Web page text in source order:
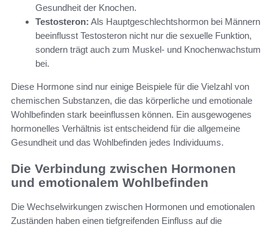
Gesundheit der Knochen.
Testosteron: Als Hauptgeschlechtshormon bei Männern
beeinflusst Testosteron nicht nur die sexuelle Funktion,
sondern trägt auch zum Muskel- und Knochenwachstum
bei.
Diese Hormone sind nur einige Beispiele für die Vielzahl von
chemischen Substanzen, die das körperliche und emotionale
Wohlbefinden stark beeinflussen können. Ein ausgewogenes
hormonelles Verhältnis ist entscheidend für die allgemeine
Gesundheit und das Wohlbefinden jedes Individuums.
Die Verbindung zwischen Hormonen
und emotionalem Wohlbefinden
Die Wechselwirkungen zwischen Hormonen und emotionalen
Zuständen haben einen tiefgreifenden Einfluss auf die